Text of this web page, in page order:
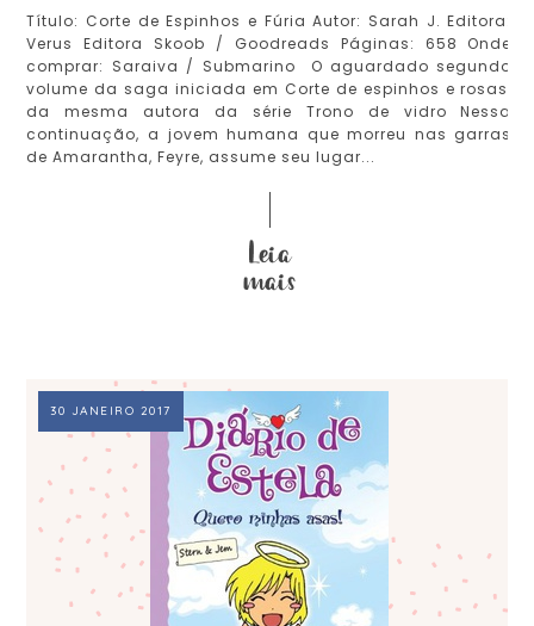
Título: Corte de Espinhos e Fúria Autor: Sarah J. Editora:
Verus Editora Skoob / Goodreads Páginas: 658 Onde
comprar: Saraiva / Submarino O aguardado segundo
volume da saga iniciada em Corte de espinhos e rosas,
da mesma autora da série Trono de vidro Nessa
continuação, a jovem humana que morreu nas garras
de Amarantha, Feyre, assume seu lugar...
30 JANEIRO 2017